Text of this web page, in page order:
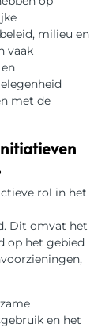
milieu en
vaak
met de
rol in het
Dit omvat het
op het gebied
en het